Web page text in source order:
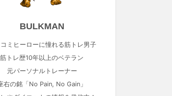
BULKMAN
ミヒーローに憧れる筋トレ男子
筋トレ歴10年以上のベテラン
元パーソナルトレーナー
右の銘「No Pain, No Gain」